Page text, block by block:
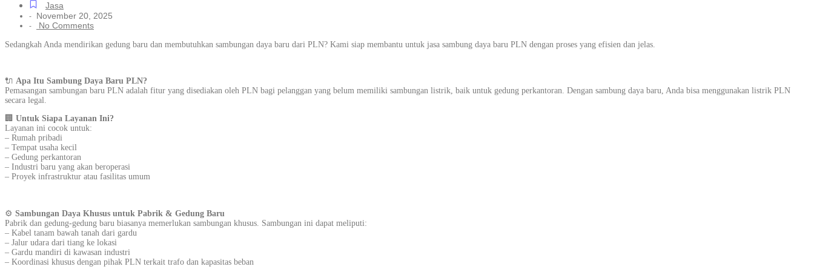
Jasa
- November 20, 2025
- No Comments
Sedangkah Anda mendirikan gedung baru dan membutuhkan sambungan daya baru dari PLN? Kami siap membantu untuk jasa sambung daya baru PLN dengan proses yang efisien dan jelas.
🔌 Apa Itu Sambung Daya Baru PLN?
Pemasangan sambungan baru PLN adalah fitur yang disediakan oleh PLN bagi pelanggan yang belum memiliki sambungan listrik, baik untuk gedung perkantoran. Dengan sambung daya baru, Anda bisa menggunakan listrik PLN
secara legal.
🏢 Untuk Siapa Layanan Ini?
Layanan ini cocok untuk:
– Rumah pribadi
– Tempat usaha kecil
– Gedung perkantoran
– Industri baru yang akan beroperasi
– Proyek infrastruktur atau fasilitas umum
⚙️ Sambungan Daya Khusus untuk Pabrik & Gedung Baru
Pabrik dan gedung-gedung baru biasanya memerlukan sambungan khusus. Sambungan ini dapat meliputi:
– Kabel tanam bawah tanah dari gardu
– Jalur udara dari tiang ke lokasi
– Gardu mandiri di kawasan industri
– Koordinasi khusus dengan pihak PLN terkait trafo dan kapasitas beban